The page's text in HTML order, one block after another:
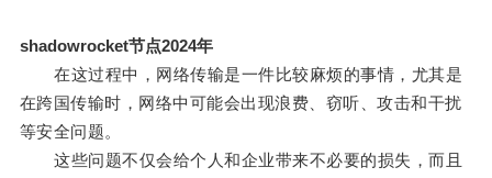
shadowrocket节点2024年
在这过程中，网络传输是一件比较麻烦的事情，尤其是
在跨国传输时，网络中可能会出现浪费、窃听、攻击和干扰
等安全问题。
这些问题不仅会给个人和企业带来不必要的损失，而且